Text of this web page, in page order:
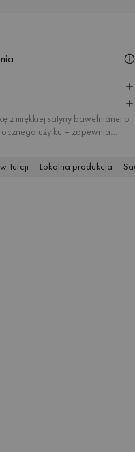
z miękkiej satyny bawełnianej o
użytku – zapewnia
latem. Jej nowoczesny
do Twoich potrzeb, dostępną w
Turcji Lokalna produkcja